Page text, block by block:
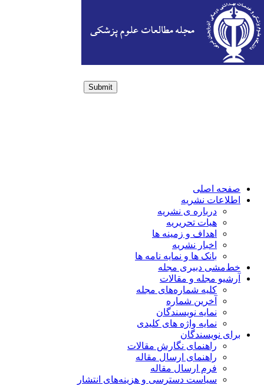
Submit
صفحه اصلی
اطلاعات نشریه
درباره ی نشریه
هیات تحریریه
اهداف و زمینه ها
اخبار نشریه
بانک ها و نمایه نامه ها
خط‌مشی دبیری مجله
آرشیو مجله و مقالات
کلیه شماره‌های مجله
آخرین شماره
نمایه نویسندگان
نمایه واژه های کلیدی
برای نویسندگان
راهنمای نگارش مقالات
راهنمای ارسال مقاله
فرم ارسال مقاله
سیاست دسترسی و هزینه‌های انتشار